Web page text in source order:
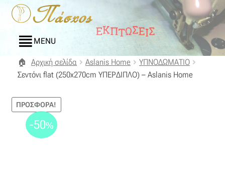
Απευθείας
μετάβαση
στην
πλοήγηση
Μετάβαση
σε
περιεχόμενο
MENU
Αρχική
Compare
Αρχική σελίδα Aslanis Home
ΥΠΝΟΔΩΜΑΤΙΟ
Σεντόνι flat (250x270cm ΥΠΕΡΔΙΠΛΟ) – Aslanis Home
ΠΡΟΣΦΟΡΆ!
-50%